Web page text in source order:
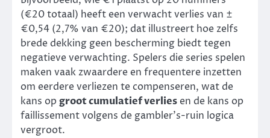
(€20 totaal) heeft een verwacht verlies van ±
€0,54 (2,7% van €20); dat illustreert hoe zelfs
brede dekking geen bescherming biedt tegen
negatieve verwachting. Spelers die series spelen
maken vaak zwaardere en frequentere inzetten
om eerdere verliezen te compenseren, wat de
kans op groot cumulatief verlies en de kans op
faillissement volgens de gambler’s-ruin logica
vergroot.